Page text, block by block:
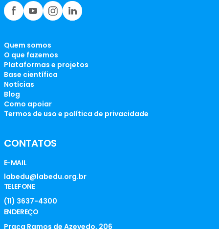
Quem somos
O que fazemos
Plataformas e projetos
Base científica
Notícias
Blog
Como apoiar
Termos de uso e política de privacidade
CONTATOS
E-MAIL
labedu@labedu.org.br
TELEFONE
(11) 3637-4300
ENDEREÇO
Praça Ramos de Azevedo, 206